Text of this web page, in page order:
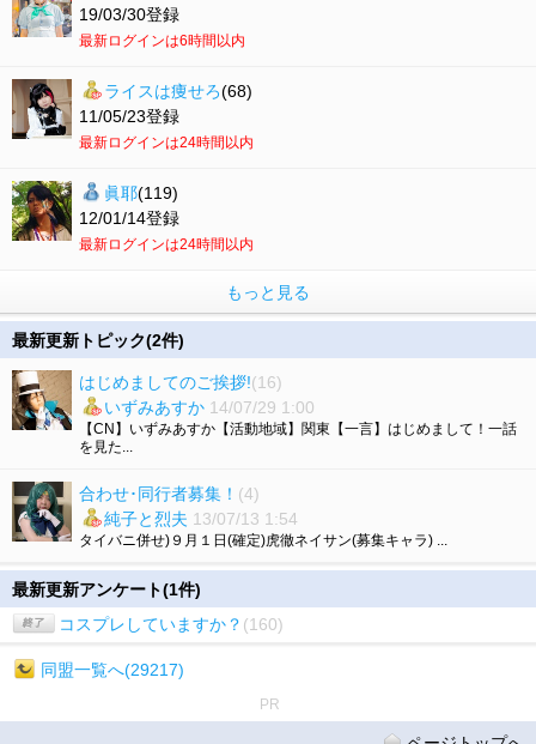
19/03/30登録
最新ログインは6時間以内
ライスは痩せろ(68)
11/05/23登録
最新ログインは24時間以内
眞耶(119)
12/01/14登録
最新ログインは24時間以内
もっと見る
最新更新トピック(2件)
はじめましてのご挨拶!(16)
いずみあすか 14/07/29 1:00
【CN】いずみあすか【活動地域】関東【一言】はじめまして！一話
を見た...
合わせ･同行者募集！ (4)
純子と烈夫 13/07/13 1:54
タイバニ併せ)９月１日(確定)虎徹ネイサン(募集キャラ) ...
最新更新アンケート(1件)
コスプレしていますか？ (160)
同盟一覧へ(29217)
PR